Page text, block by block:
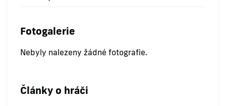
Fotogalerie
Nebyly nalezeny žádné fotografie.
Články o hráči